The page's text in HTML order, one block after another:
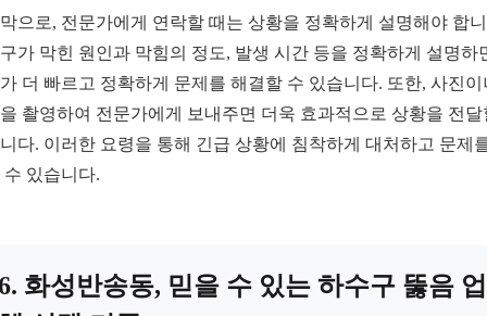
으로, 전문가에게 연락할 때는 상황을 정확하게 설명해야 합
가 막힌 원인과 막힘의 정도, 발생 시간 등을 정확하게 설명하
더 빠르고 정확하게 문제를 해결할 수 있습니다. 또한, 사진이
촬영하여 전문가에게 보내주면 더욱 효과적으로 상황을 전달
다. 이러한 요령을 통해 긴급 상황에 침착하게 대처하고 문제
수 있습니다.
화성반송동, 믿을 수 있는 하수구 뚫음 업